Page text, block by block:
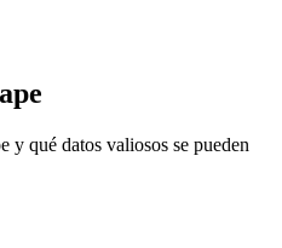
y qué datos valiosos se pueden